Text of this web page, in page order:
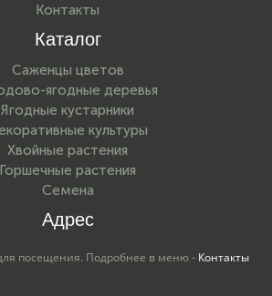
Контакты
Каталог
Саженцы цветов
ягодные деревья
Ягодные кустарники
культуры
Хвойные растения
Горшечные растения
Семена
Адрес
посещения. Подробнее в меню - Контакты